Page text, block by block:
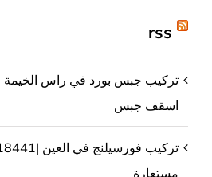
rss
اسقف جبس
مستعارة